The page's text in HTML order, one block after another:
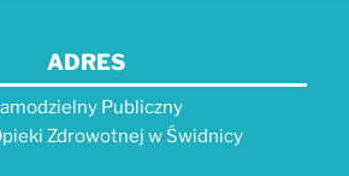
ADRES
Publiczny
Zdrowotnej w Świdnicy